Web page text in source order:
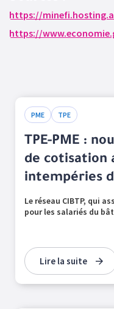
PME TPE
TPE-PME :
de cotisation
intempéries
Le réseau CIBTP, qui
pour les salariés du
Lire la suite